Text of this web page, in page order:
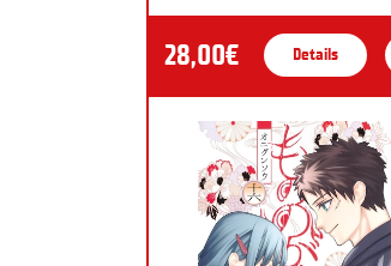
28,00€ Details